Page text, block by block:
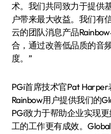
术。我们共同致力于提供
户带来最大收益。我们有
云的团队消息产品
合，通过改善低品质的音
度。”
PGi首席技术官Pat Harper
Rainbow用户提供我们的
PGi致力于帮助企业实现
工的工作更有成效。